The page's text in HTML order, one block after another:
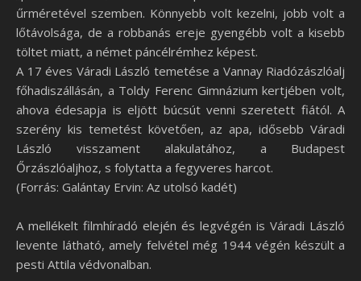
űrméretével szemben. Könnyebb volt kezelni, jobb volt a
lőtávolsága, de a robbanás ereje gyengébb volt a kisebb
töltet miatt, a német páncélrémhez képest.
A 17 éves Váradi László temetése a Vannay Riadózászlóalj
főhadiszállásán, a Toldy Ferenc Gimnázium kertjében volt,
ahova édesapja is eljött búcsút venni szeretett fiától. A
szerény kis temetést követően, az apa, idősebb Váradi
László visszament alakulatához, a Budapest
Őrzászlóaljhoz, s folytatta a fegyveres harcot.
(Forrás: Galántay Ervin: Az utolsó kadét)
A mellékelt filmhíradó elején és legvégén is Váradi László
levente látható, amely felvétel még 1944 végén készült a
pesti Attila védvonalban.